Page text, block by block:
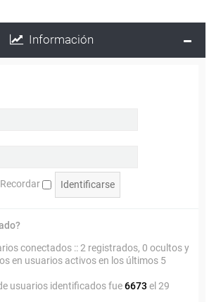
Información
Recordar
conectados :: 2 registrados, 0 ocultos y
en usuarios activos en los últimos 5
usuarios identificados fue6673 el 29